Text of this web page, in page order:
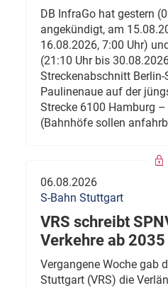
DB InfraGo hat gestern
angekündigt, am
16.08.2026, 7:00 Uhr)
(21:10 Uhr bis
Streckenabschnitt
Paulinenaue auf der
Strecke 6100 Hamburg
(Bahnhöfe sollen
06.08.2026
S-Bahn Stuttgart
VRS schreibt
Verkehre ab 2035
Vergangene Woche gab
Stuttgart (VRS) die